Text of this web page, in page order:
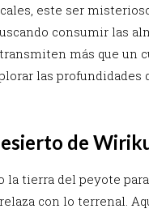
este ser
consumir las
más que un
las
de
la tierra del peyote
con lo terrenal.